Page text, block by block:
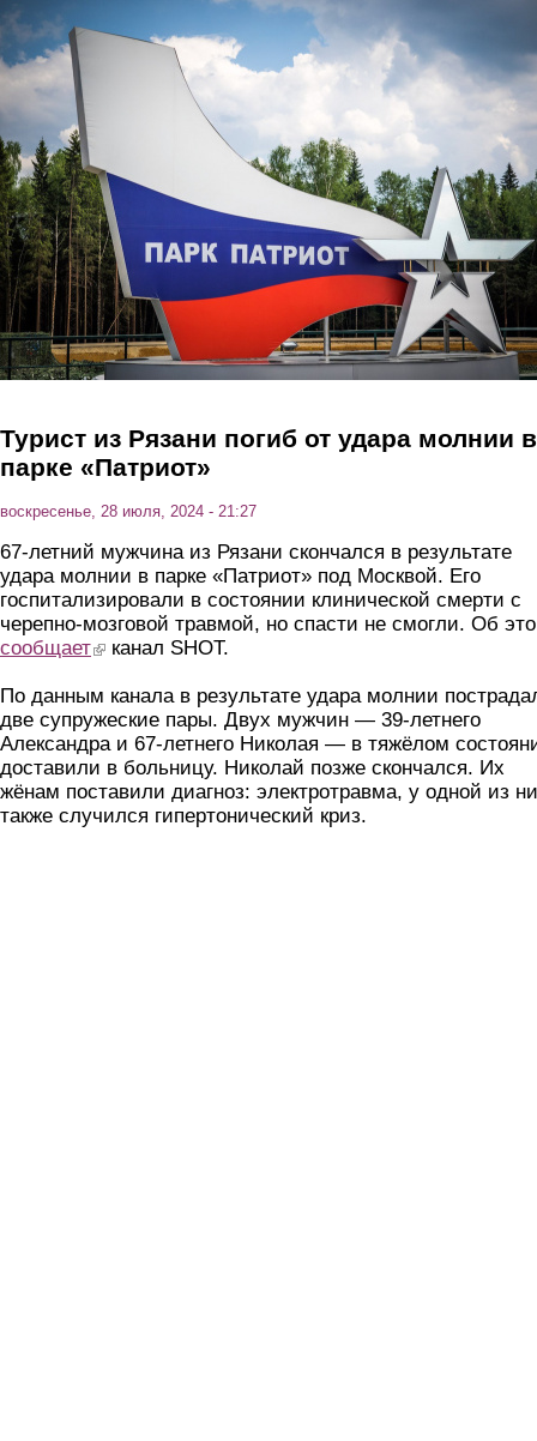
Перейти к основному содержанию
Турист из Рязани погиб от удара молнии в
парке «Патриот»
воскресенье, 28 июля, 2024 - 21:27
67-летний мужчина из Рязани скончался в результате
удара молнии в парке «Патриот» под Москвой. Его
госпитализировали в состоянии клинической смерти с
черепно-мозговой травмой, но спасти не смогли. Об
сообщает(link is external)
канал SHOT.
По данным канала в результате удара молнии
две супружеские пары. Двух мужчин — 39-летнего
Александра и 67-летнего Николая — в тяжёлом
доставили в больницу. Николай позже скончался. Их
жёнам поставили диагноз: электротравма, у одной из
также случился гипертонический криз.